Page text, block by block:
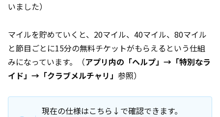
いました）
マイルを貯めていくと、20マイル、40マイル、80マイル
と節目ごとに15分の無料チケットがもらえるという仕組
みになっています。（アプリ内の「ヘルプ」→「特別なラ
イド」→「クラブメルチャリ」 参照）
現在の仕様はこちら↓で確認できます。